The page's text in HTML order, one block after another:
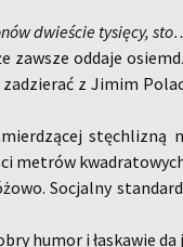
dwie­ście ty­się­cy,
za­wsze od­da­je
za­dzie­rać z Jimim
stę­chli­zną
me­trów
So­cjal­ny
humor i ła­ska­wie da